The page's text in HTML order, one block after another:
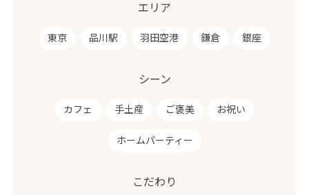
エリア
東京 品川駅 羽田空港 鎌倉 銀座
シーン
カフェ 手土産 ご褒美 お祝い
ホームパーティー
こだわり